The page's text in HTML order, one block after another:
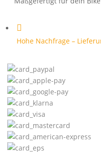

Hohe Nachfrage –